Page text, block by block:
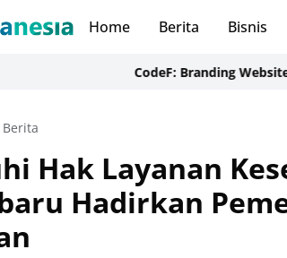
Home Berita Bisnis
CodeF: Branding Website Lebih
Berita
Hak Layanan
Hadirkan